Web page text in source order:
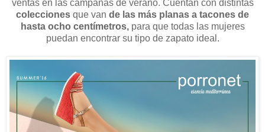
ventas en las campañas de verano. Cuentan con distintas
colecciones que van de las más planas a tacones de
hasta ocho centímetros,para que todas las mujeres
puedan encontrar su tipo de zapato ideal.